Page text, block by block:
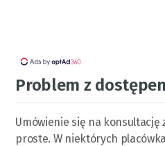
Problem z
Umówienie się na konsultację
proste. W niektórych